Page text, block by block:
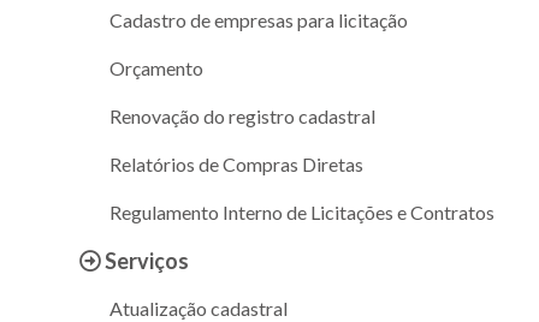
Cadastro de empresas para licitação
Orçamento
Renovação do registro cadastral
Relatórios de Compras Diretas
Regulamento Interno de Licitações e Contratos
Serviços
Atualização cadastral